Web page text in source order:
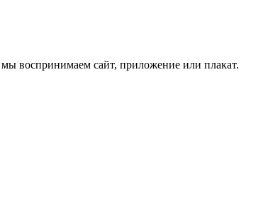
воспринимаем сайт, приложение или плакат.